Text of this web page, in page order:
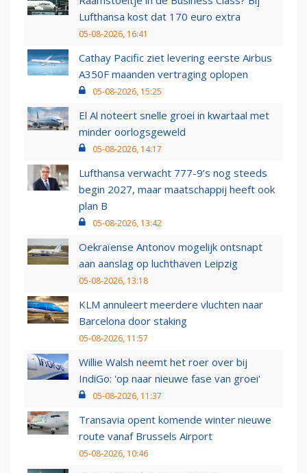
Lufthansa kost dat 170 euro extra
05-08-2026, 16:41
Cathay Pacific ziet levering eerste Airbus
A350F maanden vertraging oplopen
05-08-2026, 15:25
El Al noteert snelle groei in kwartaal met
minder oorlogsgeweld
05-08-2026, 14:17
Lufthansa verwacht 777-9’s nog steeds
begin 2027, maar maatschappij heeft ook
plan B
05-08-2026, 13:42
Oekraïense Antonov mogelijk ontsnapt
aan aanslag op luchthaven Leipzig
05-08-2026, 13:18
KLM annuleert meerdere vluchten naar
Barcelona door staking
05-08-2026, 11:57
Willie Walsh neemt het roer over bij
IndiGo: 'op naar nieuwe fase van groei'
05-08-2026, 11:37
Transavia opent komende winter nieuwe
route vanaf Brussels Airport
05-08-2026, 10:46